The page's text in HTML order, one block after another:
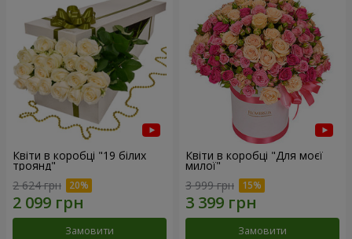
Квіти в коробці "19 білих
троянд"
2 624 грн
Замовити
Квіти в коробці "Для моєї
милої"
3 999 грн
Замовити